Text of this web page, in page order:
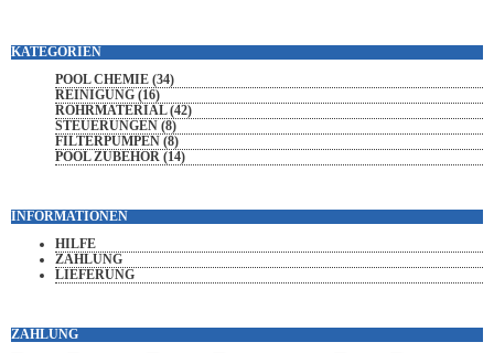
KATEGORIEN
POOL CHEMIE (34)
REINIGUNG (16)
ROHRMATERIAL (42)
STEUERUNGEN (8)
FILTERPUMPEN (8)
POOL ZUBEHÖR (14)
INFORMATIONEN
HILFE
ZAHLUNG
LIEFERUNG
ZAHLUNG